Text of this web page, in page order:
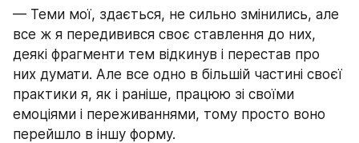
— Теми мої, здається, не сильно змінились, але
все ж я передивився своє ставлення до них,
деякі фрагменти тем відкинув і перестав про
них думати. Але все одно в більшій частині своєї
практики я, як і раніше, працюю зі своїми
емоціями і переживаннями, тому просто воно
перейшло в іншу форму.